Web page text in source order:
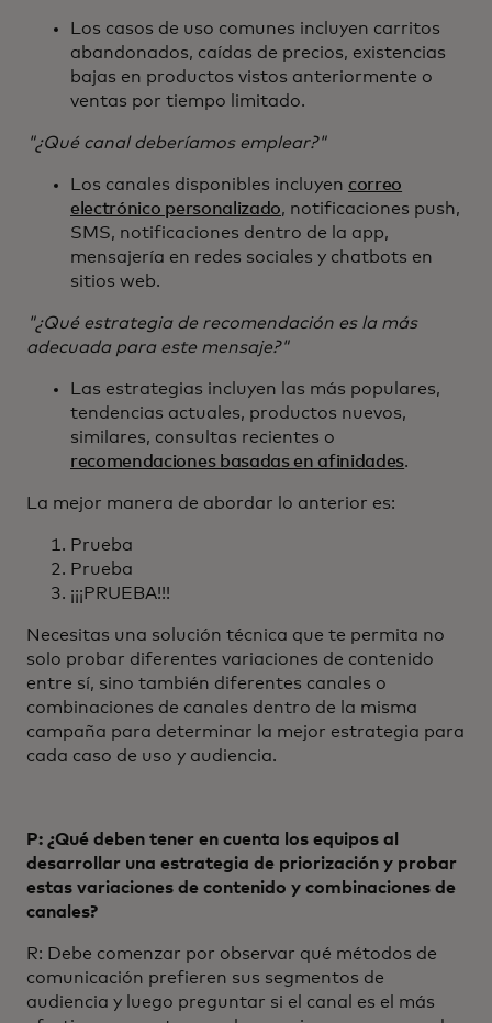
Los casos de uso comunes incluyen carritos
abandonados, caídas de precios, existencias
bajas en productos vistos anteriormente o
ventas por tiempo limitado.
"¿Qué canal deberíamos emplear?"
Los canales disponibles incluyen correo
electrónico personalizado, notificaciones push,
SMS, notificaciones dentro de la app,
mensajería en redes sociales y chatbots en
sitios web.
"¿Qué estrategia de recomendación es la más
adecuada para este mensaje?"
Las estrategias incluyen las más populares,
tendencias actuales, productos nuevos,
similares, consultas recientes o
recomendaciones basadas en afinidades.
La mejor manera de abordar lo anterior es:
Prueba
Prueba
¡¡¡PRUEBA!!!
Necesitas una solución técnica que te permita no
solo probar diferentes variaciones de contenido
entre sí, sino también diferentes canales o
combinaciones de canales dentro de la misma
campaña para determinar la mejor estrategia para
cada caso de uso y audiencia.
P: ¿Qué deben tener en cuenta los equipos al
desarrollar una estrategia de priorización y probar
estas variaciones de contenido y combinaciones de
canales?
R: Debe comenzar por observar qué métodos de
comunicación prefieren sus segmentos de
audiencia y luego preguntar si el canal es el más